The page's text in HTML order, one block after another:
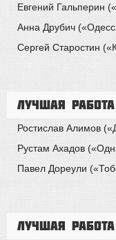
Евгений Гальперин
Анна Друбич
Сергей Старостин
Лучшая
Ростислав Алимов
Рустам Ахадов
Павел Дореули
Лучшая